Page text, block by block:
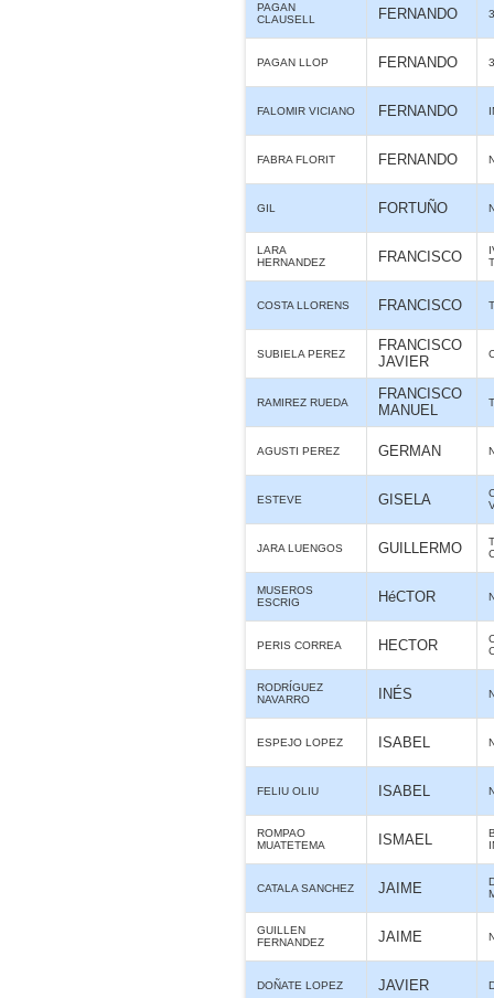
PAGAN
CLAUSELL
FERNANDO
PAGAN LLOP FERNANDO
FALOMIR VICIANO FERNANDO
FABRA FLORIT FERNANDO
GIL FORTUÑO
LARA
HERNANDEZ
FRANCISCO
COSTA LLORENS FRANCISCO
SUBIELA PEREZ
FRANCISCO
JAVIER
RAMIREZ RUEDA
FRANCISCO
MANUEL
AGUSTI PEREZ GERMAN
ESTEVE GISELA
JARA LUENGOS GUILLERMO
MUSEROS
ESCRIG
HéCTOR
PERIS CORREA HECTOR
RODRÍGUEZ
NAVARRO
INÉS
ESPEJO LOPEZ ISABEL
FELIU OLIU ISABEL
ROMPAO
MUATETEMA
ISMAEL
CATALA SANCHEZ JAIME
GUILLEN
FERNANDEZ
JAIME
DOÑATE LOPEZ JAVIER